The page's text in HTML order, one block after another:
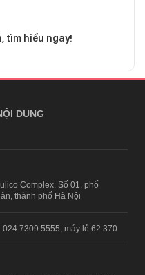
tìm hiểu ngay!
DUNG
Complex, Số 01, phố
thành phố Hà Nội
024 7309 5555, máy lẻ 62.370